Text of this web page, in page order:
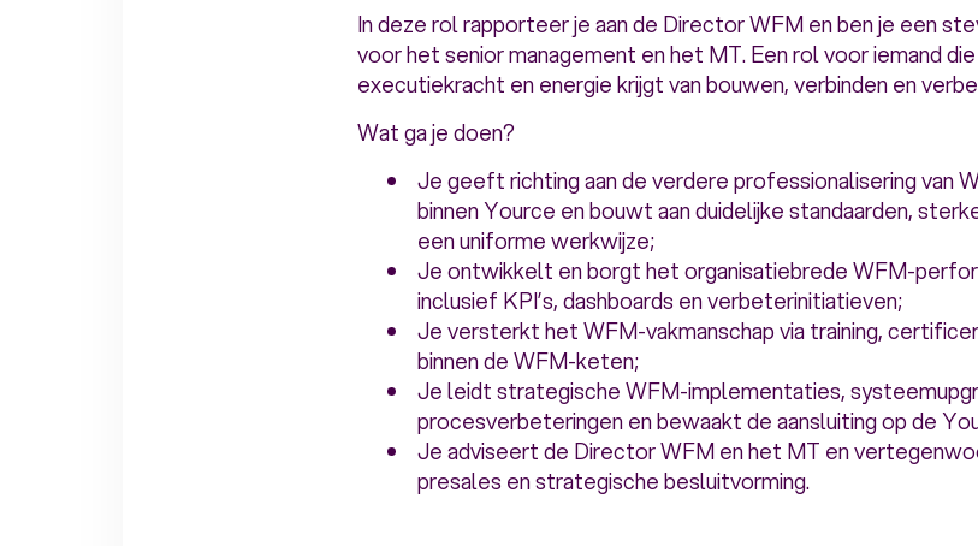
In deze rol rapporteer je aan de Director WFM en ben je een
voor het senior management en het MT. Een rol voor iemand
executiekracht en energie krijgt van bouwen, verbinden en
Wat ga je doen?
Je geeft richting aan de verdere professionalisering van
binnen Yource en bouwt aan duidelijke standaarden,
een uniforme werkwijze;
Je ontwikkelt en borgt het organisatiebrede WFM-
inclusief KPI’s, dashboards en verbeterinitiatieven;
Je versterkt het WFM-vakmanschap via training,
binnen de WFM-keten;
Je leidt strategische WFM-implementaties,
procesverbeteringen en bewaakt de aansluiting op de
Je adviseert de Director WFM en het MT en
presales en strategische besluitvorming.